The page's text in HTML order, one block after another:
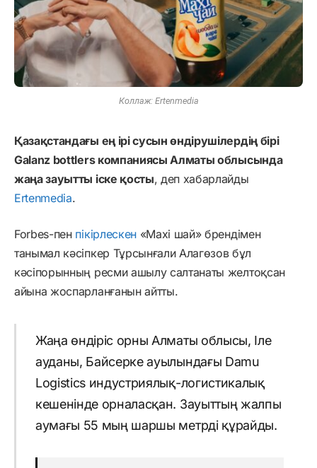
Коллаж: Ertenmedia
Қазақстандағы ең ірі сусын өндірушілердің бірі
Galanz bottlers компаниясы Алматы облысында
жаңа зауытты іске қосты, деп хабарлайды
Ertenmedia.
Forbes-пен пікірлескен«Maxi шай» брендімен
танымал кәсіпкер Тұрсынғали Алагөзов бұл
кәсіпорынның ресми ашылу салтанаты желтоқсан
айына жоспарланғанын айтты.
Жаңа өндіріс орны Алматы облысы, Іле
ауданы, Байсерке ауылындағы Damu
Logistics индустриялық-логистикалық
кешенінде орналасқан. Зауыттың жалпы
аумағы 55 мың шаршы метрді құрайды.